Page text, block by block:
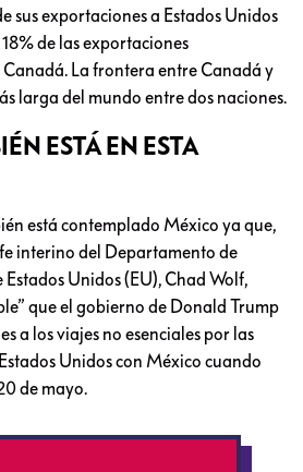
sus exportaciones a Estados Unidos
de las exportaciones
La frontera entre Canadá y
larga del mundo entre dos naciones.
ESTÁ EN ESTA
está contemplado México ya que,
interino del Departamento de
Unidos (EU), Chad Wolf,
que el gobierno de Donald Trump
a los viajes no esenciales por las
Unidos con México cuando
de mayo.